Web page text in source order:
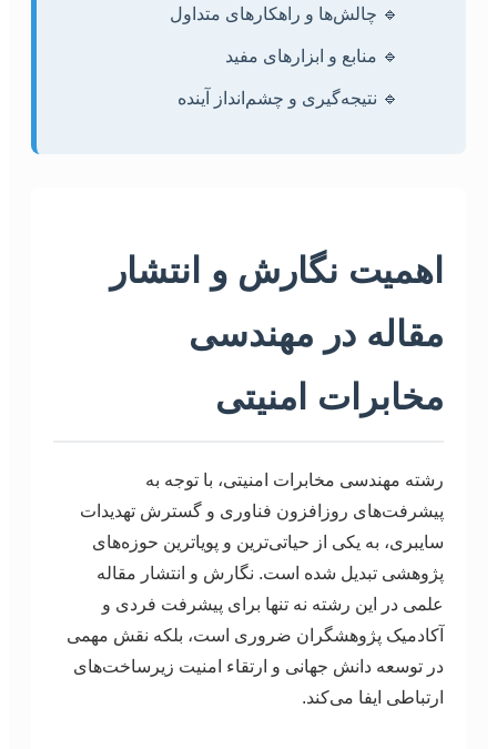
🔹 چالش‌ها و راهکارهای متداول
🔹 منابع و ابزارهای مفید
🔹 نتیجه‌گیری و چشم‌انداز آینده
اهمیت نگارش و انتشار
مقاله در مهندسی
مخابرات امنیتی
رشته مهندسی مخابرات امنیتی، با توجه به
پیشرفت‌های روزافزون فناوری و گسترش تهدیدات
سایبری، به یکی از حیاتی‌ترین و پویاترین حوزه‌های
پژوهشی تبدیل شده است. نگارش و انتشار مقاله
علمی در این رشته نه تنها برای پیشرفت فردی و
آکادمیک پژوهشگران ضروری است، بلکه نقش مهمی
در توسعه دانش جهانی و ارتقاء امنیت زیرساخت‌های
ارتباطی ایفا می‌کند.